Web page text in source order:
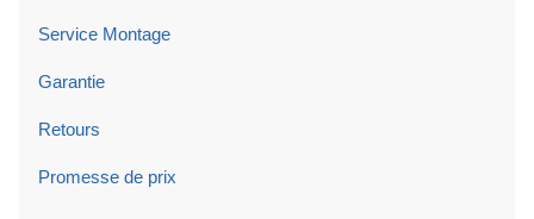
Service Montage
Garantie
Retours
Promesse de prix